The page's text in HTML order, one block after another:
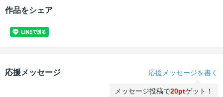
作品をシェア
応援メッセージ 応援メッセージを書く
メッセージ投稿で20ptゲット！